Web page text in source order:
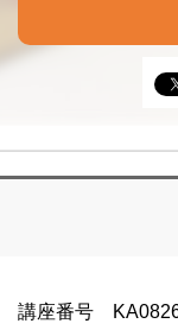
講座番号